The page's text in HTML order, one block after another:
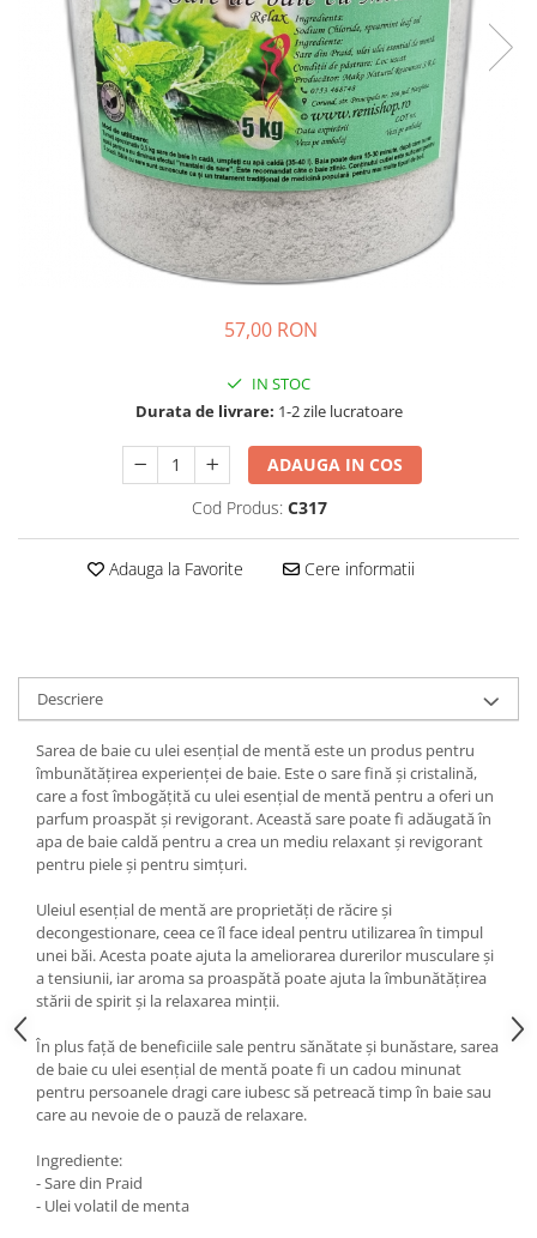
57,00 RON
IN STOC
Durata de livrare: 1-2 zile lucratoare
ADAUGA IN COS
Cod Produs: C317
Adauga la Favorite Cere informatii
Descriere
Sarea de baie cu ulei esențial de mentă este un produs pentru
îmbunătățirea experienței de baie. Este o sare fină și cristalină,
care a fost îmbogățită cu ulei esențial de mentă pentru a oferi un
parfum proaspăt și revigorant. Această sare poate fi adăugată în
apa de baie caldă pentru a crea un mediu relaxant și revigorant
pentru piele și pentru simțuri.
Uleiul esențial de mentă are proprietăți de răcire și
decongestionare, ceea ce îl face ideal pentru utilizarea în timpul
unei băi. Acesta poate ajuta la ameliorarea durerilor musculare și
a tensiunii, iar aroma sa proaspătă poate ajuta la îmbunătățirea
stării de spirit și la relaxarea minții.
În plus față de beneficiile sale pentru sănătate și bunăstare, sarea
de baie cu ulei esențial de mentă poate fi un cadou minunat
pentru persoanele dragi care iubesc să petreacă timp în baie sau
care au nevoie de o pauză de relaxare.
Ingrediente:
- Sare din Praid
- Ulei volatil de menta